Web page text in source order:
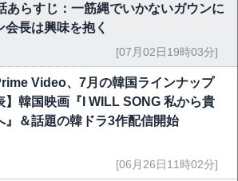
あらすじ：一筋縄でいかないガウンに
会長は興味を抱く
[07月02日19時03分]
Video、7月の韓国ラインナップ
】韓国映画『I WILL SONG 私から貴
』＆話題の韓ドラ3作配信開始
[06月26日11時02分]